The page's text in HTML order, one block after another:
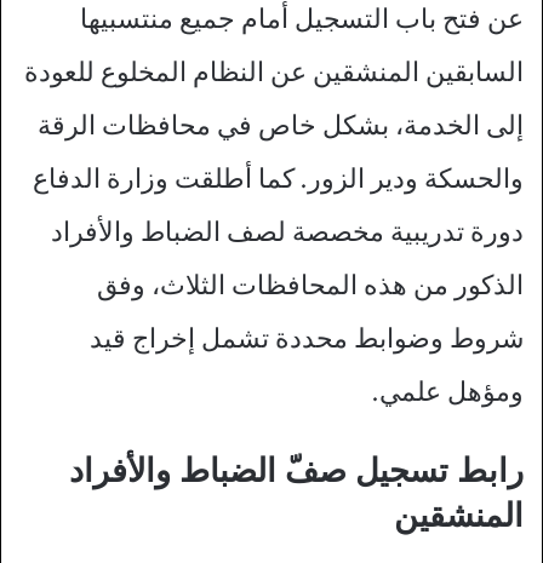
عن فتح باب التسجيل أمام جميع منتسبيها
السابقين المنشقين عن النظام المخلوع للعودة
إلى الخدمة، بشكل خاص في محافظات الرقة
والحسكة ودير الزور. كما أطلقت وزارة الدفاع
دورة تدريبية مخصصة لصف الضباط والأفراد
الذكور من هذه المحافظات الثلاث، وفق
شروط وضوابط محددة تشمل إخراج قيد
ومؤهل علمي.
رابط تسجيل صفّ الضباط والأفراد
المنشقين